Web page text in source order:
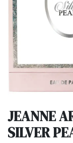
JEANNE
SILVER